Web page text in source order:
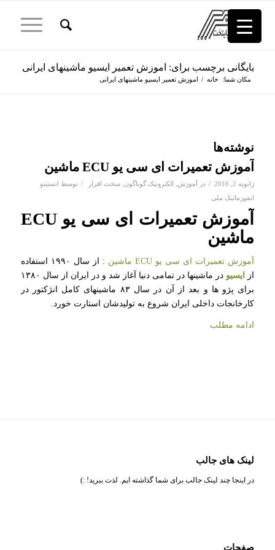
بایگانی برچسب برای: اموزش تعمیر ایسیو ماشینهای ایرانی
مکان شما: خانه / اموزش تعمیر ایسیو ماشینهای ایرانی
نوشته‌ها
آموزش تعمیرات ای سی یو ECU ماشین
ژانویه 2, 2016 / در آموزش الکترونیک گوناگون سخت افزار / توسط انستیتو
انفورماتیک ملی
آموزش تعمیرات ای سی یو ECU
ماشین
آموزش تعمیرات ای سی یو ECU ماشین
: از سال ۱۹۹۰ استفاده
از
ایسیو
در ماشینها در تمامی دنیا آغاز شد و در ایران از سال ۱۳۸۰
برای پژو ها و بعد از آن در سال ۸۳ ماشینهای کامل انژکتور در
کارخانجات داخلی ایران شروع به تولیدشان استارت خورد.
ادامه مطلب
لینک های جالب
در اینجا چند لینک جالب برای شما گذاشته ایم. لذت ببرید! :)
صفحات